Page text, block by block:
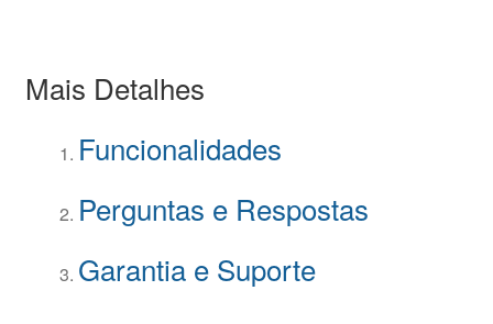
Mais Detalhes
Funcionalidades
Perguntas e Respostas
Garantia e Suporte